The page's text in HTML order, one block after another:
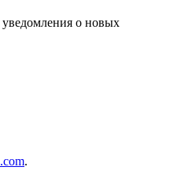
о новых
.